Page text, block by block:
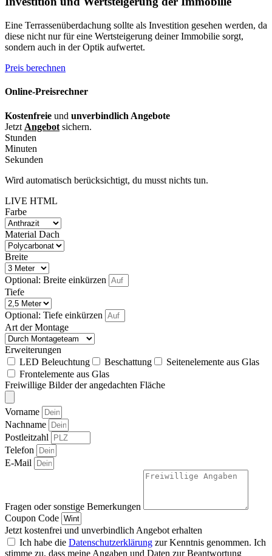
Eine Terrassenüberdachung sollte als Investition gesehen werden, da
diese nicht nur für eine Wertsteigerung deiner Immobilie sorgt,
sondern auch in der Optik aufwertet.
Preis berechnen
Online-Preisrechner
Kostenfreie und unverbindlich Angebote
Jetzt Angebot sichern.
Stunden
Minuten
Sekunden
Wird automatisch berücksichtigt, du musst nichts tun.
LIVE HTML
Farbe
Material Dach
Breite
Optional: Breite einkürzen
Tiefe
Optional: Tiefe einkürzen
Art der Montage
Erweiterungen
LED Beleuchtung
Beschattung
Seitenelemente aus Glas
Frontelemente aus Glas
Freiwillige Bilder der angedachten Fläche
Vorname
Nachname
Postleitzahl
Telefon
E-Mail
Fragen oder sonstige Bemerkungen
Coupon Code
Jetzt kostenfrei und unverbindlich Angebot erhalten
Ich habe die Datenschutzerklärung zur Kenntnis genommen. Ich
stimme zu, dass meine Angaben und Daten zur Beantwortung